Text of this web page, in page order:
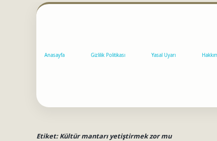
Anasayfa Gizlilik Politikası Yasal Uyarı
Etiket:Kültür mantarı yetiştirmek zor mu